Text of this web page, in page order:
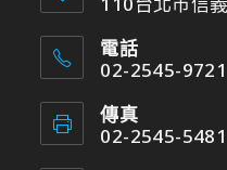
電話
02-2545-9721
傳真
02-2545-5481